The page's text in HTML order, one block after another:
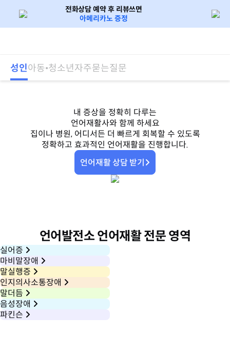
전화상담 예약 후 리뷰쓰면
아메리카노 증정
성인아동•청소년자주묻는질문
내 증상을 정확히 다루는
언어재활사와 함께 하세요
집이나 병원, 어디서든 더 빠르게 회복할 수 있도록
정확하고 효과적인 언어재활을 진행합니다.
언어재활 상담 받기
언어발전소 언어재활 전문 영역
실어증
마비말장애
말실행증
인지의사소통장애
말더듬
음성장애
파킨슨